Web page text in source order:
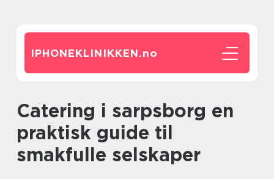
IPHONEKLINIKKEN.no
Catering i sarpsborg en
praktisk guide til
smakfulle selskaper